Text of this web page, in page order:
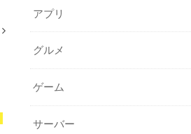
アプリ
グルメ
ゲーム
サーバー